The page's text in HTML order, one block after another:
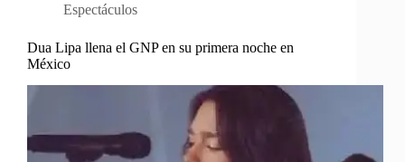
Espectáculos
Dua Lipa llena el GNP en su primera noche en
México